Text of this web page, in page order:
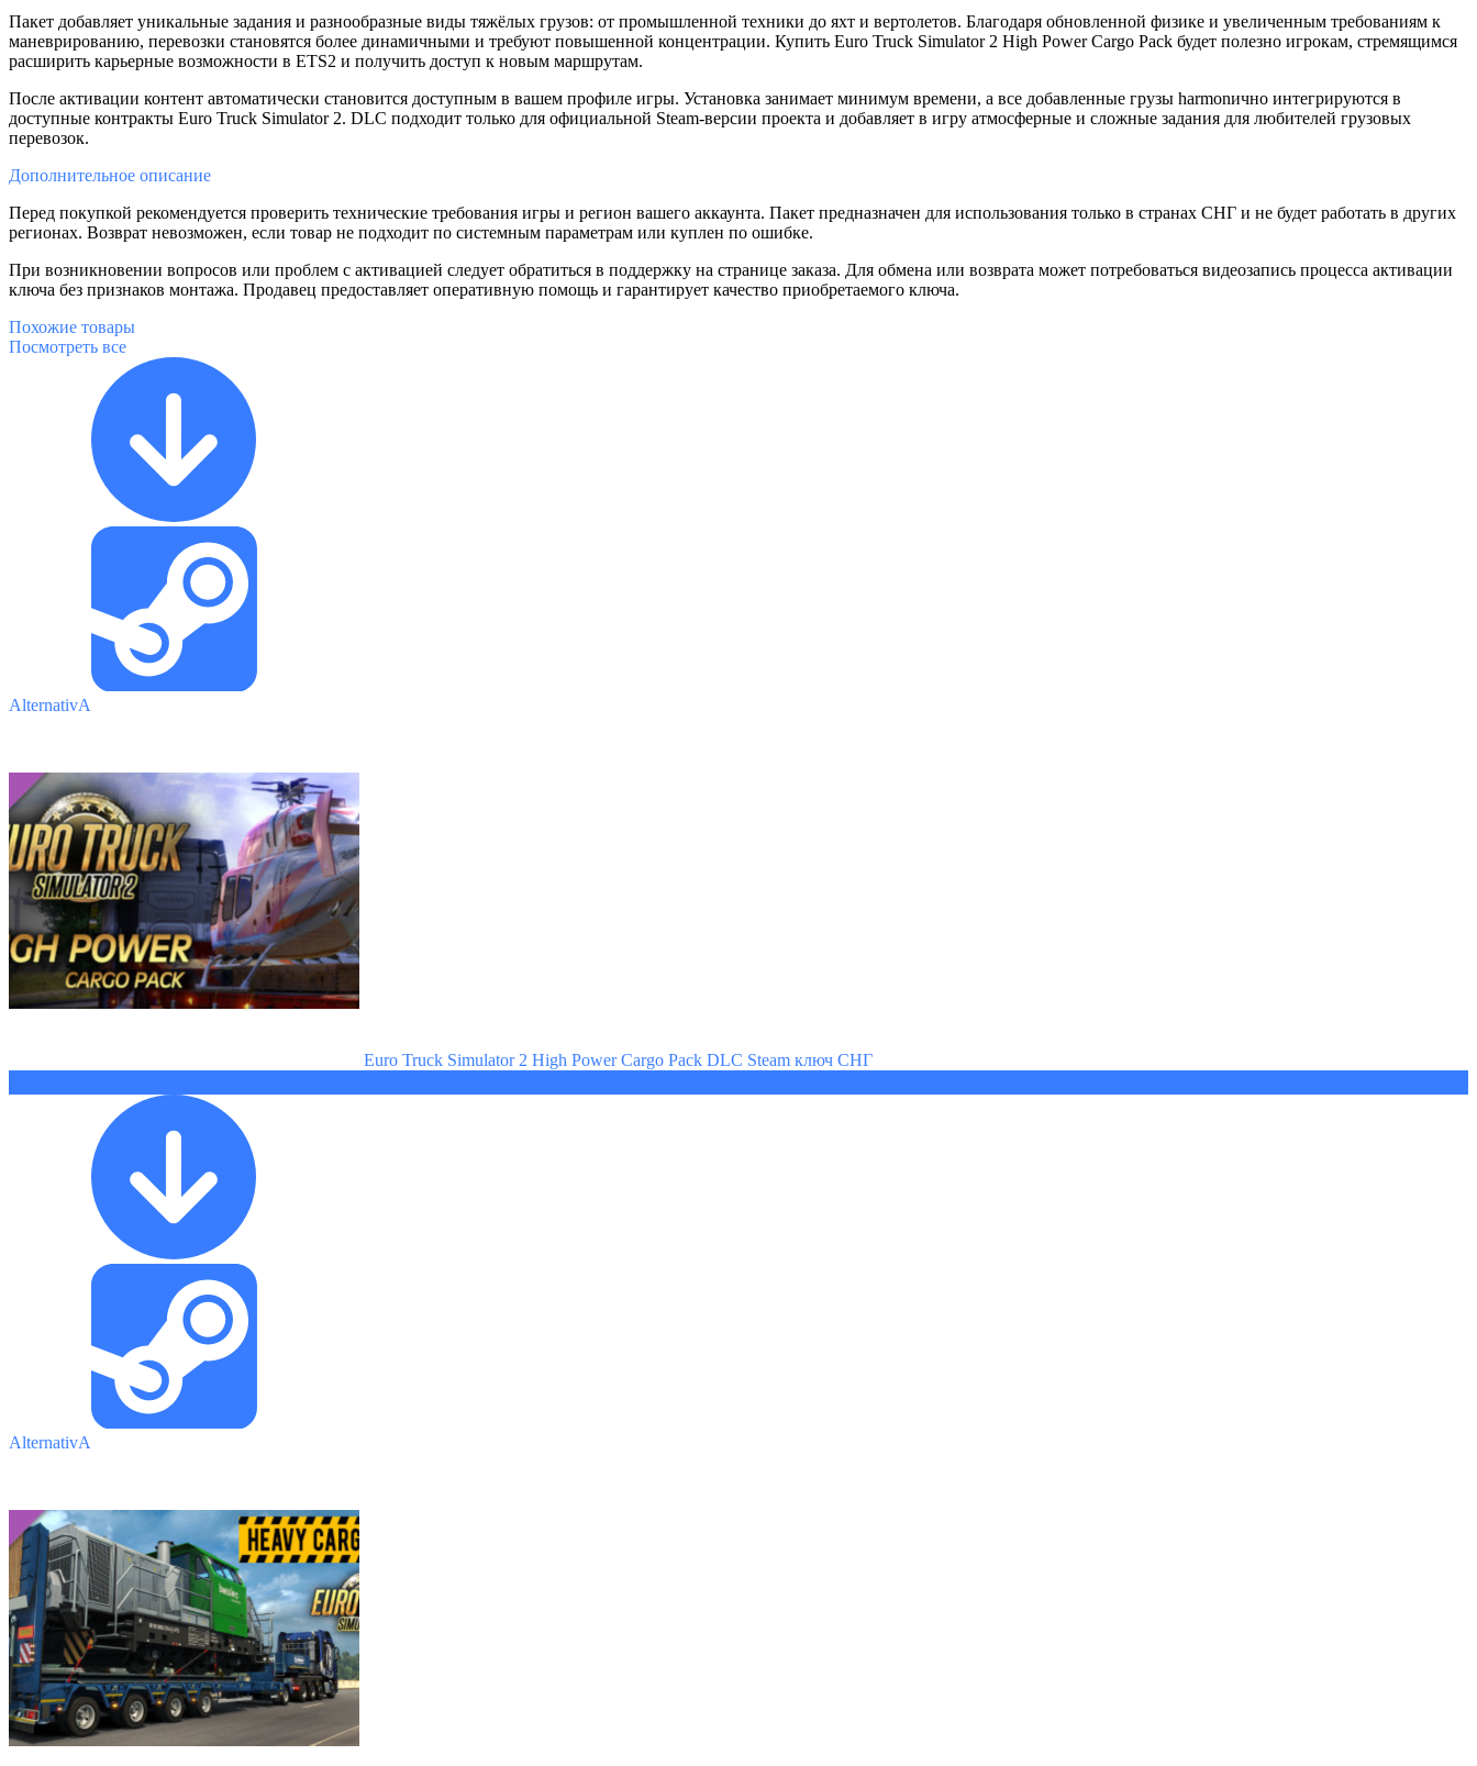
Пакет добавляет уникальные задания и разнообразные виды тяжёлых грузов: от промышленной техники до яхт и вертолетов. Благодаря обновленной физике и увеличенным требованиям к
маневрированию, перевозки становятся более динамичными и требуют повышенной концентрации. Купить Euro Truck Simulator 2 High Power Cargo Pack будет полезно игрокам, стремящимся
расширить карьерные возможности в ETS2 и получить доступ к новым маршрутам.
После активации контент автоматически становится доступным в вашем профиле игры. Установка занимает минимум времени, а все добавленные грузы harmonично интегрируются в
доступные контракты Euro Truck Simulator 2. DLC подходит только для официальной Steam-версии проекта и добавляет в игру атмосферные и сложные задания для любителей грузовых
перевозок.
Дополнительное описание
Перед покупкой рекомендуется проверить технические требования игры и регион вашего аккаунта. Пакет предназначен для использования только в странах СНГ и не будет работать в других
регионах. Возврат невозможен, если товар не подходит по системным параметрам или куплен по ошибке.
При возникновении вопросов или проблем с активацией следует обратиться в поддержку на странице заказа. Для обмена или возврата может потребоваться видеозапись процесса активации
ключа без признаков монтажа. Продавец предоставляет оперативную помощь и гарантирует качество приобретаемого ключа.
Похожие товары
Посмотреть все
AlternativA
Euro Truck Simulator 2 High Power Cargo Pack DLC Steam ключ СНГ
AlternativA